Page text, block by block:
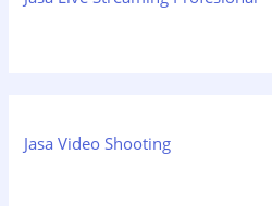
Jasa Video Shooting